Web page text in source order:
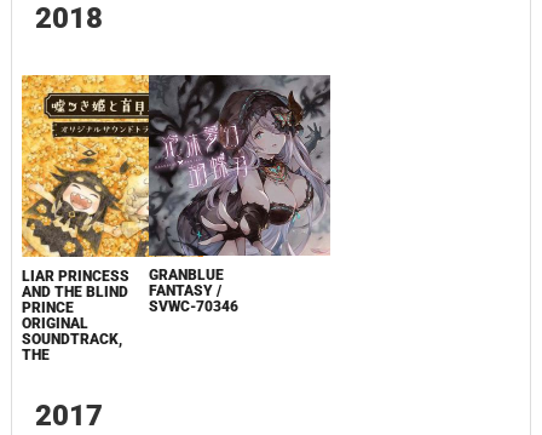
2018
LIAR PRINCESS
AND THE BLIND
PRINCE
ORIGINAL
SOUNDTRACK,
THE
GRANBLUE
FANTASY /
SVWC-70346
2017